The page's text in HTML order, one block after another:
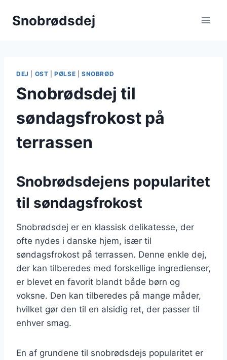
Snobrødsdej
DEJ OST |PØLSE SNOBRØD
Snobrødsdej til
søndagsfrokost på
terrassen
Snobrødsdejens popularitet
til søndagsfrokost
Snobrødsdej er en klassisk delikatesse, der
ofte nydes i danske hjem, især til
søndagsfrokost på terrassen. Denne enkle dej,
der kan tilberedes med forskellige ingredienser,
er blevet en favorit blandt både børn og
voksne. Den kan tilberedes på mange måder,
hvilket gør den til en alsidig ret, der passer til
enhver smag.
En af grundene til snobrødsdejs popularitet er